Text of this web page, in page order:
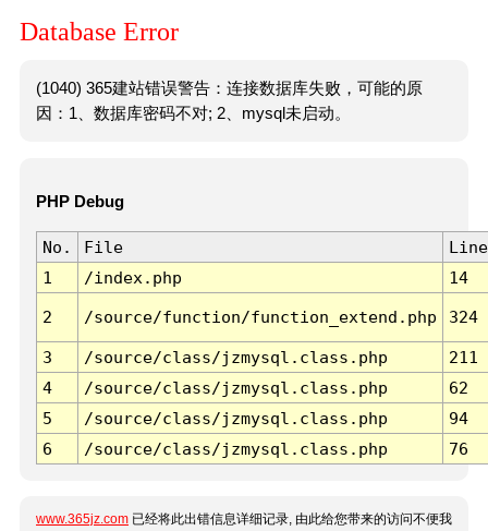
Database Error
(1040) 365建站错误警告：连接数据库失败，可能的原
因：1、数据库密码不对; 2、mysql未启动。
PHP Debug
No. File
Line
1
/index.php 14
2 /source/function/function_extend.php 324
3 /source/class/jzmysql.class.php
211
4
/source/class/jzmysql.class.php
62
5
/source/class/jzmysql.class.php
94
6
/source/class/jzmysql.class.php 76
www.365jz.com 已经将此出错信息详细记录, 由此给您带来的访问不便我